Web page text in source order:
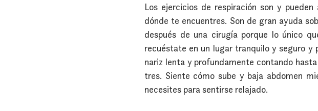
Los ejercicios de respiración son y
dónde te encuentres. Son de gran ayuda
después de una cirugía porque lo único
recuéstate en un lugar tranquilo y seguro y
nariz lenta y profundamente contando
tres. Siente cómo sube y baja abdomen
necesites para sentirse relajado.